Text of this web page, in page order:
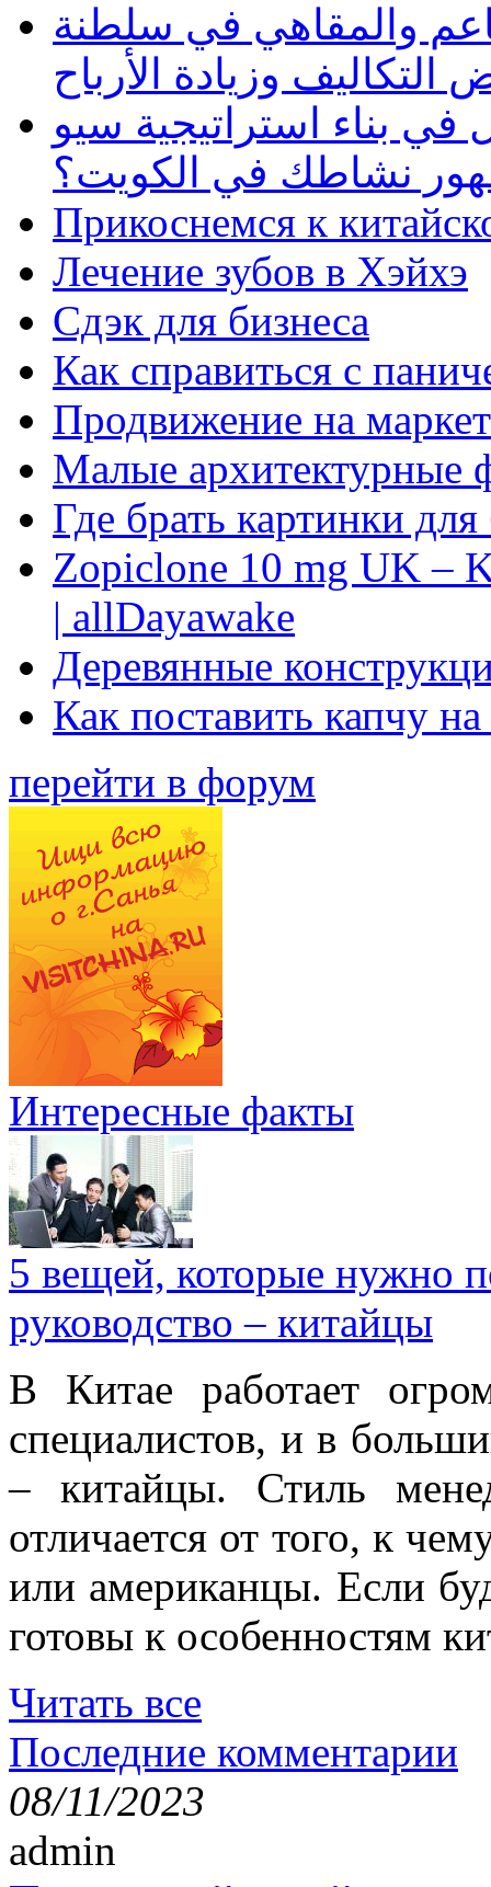
والمقاهي في سلطنة
وزيادة الأرباح
بناء استراتيجية سيو
نشاطك في الكويت؟
Прикоснемся к
Лечение зубов в Хэйхэ
Сдэк для бизнеса
Как справиться с
Продвижение на
Малые архитектурные
Где брать картинки
Zopiclone 10 mg UK –
| allDayawake
Деревянные
Как поставить капчу
перейти в форум
Интересные факты
5 вещей, которые нужно
руководство – китайцы
В Китае работает
специалистов, и в
– китайцы. Стиль
отличается от того, к
или американцы. Если
готовы к особенностям
Читать все
Последние комментарии
08/11/2023
admin